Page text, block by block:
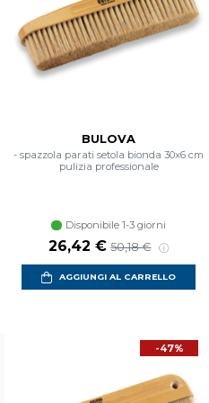
BULOVA
- spazzola parati setola bionda 30x6 cm
pulizia professionale
Disponibile 1-3 giorni
Prezzo scontato
26,42 € Prezzo di
50,18 €
AGGIUNGI AL CARRELLO
-47%